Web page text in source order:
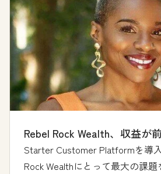
Rebel Rock Wealth、収益が
Starter Customer Platformを導
Rock Wealthにとって最大の課